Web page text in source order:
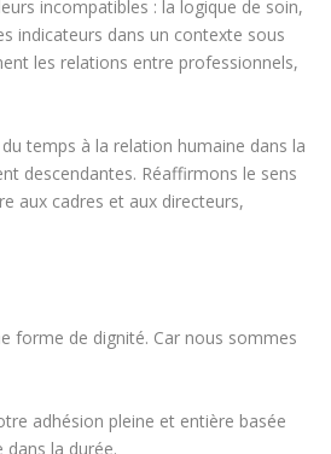
incompatibles : la logique de soin,
indicateurs dans un contexte sous
les relations entre professionnels,
temps à la relation humaine dans la
descendantes. Réaffirmons le sens
aux cadres et aux directeurs,
forme de dignité. Car nous sommes
adhésion pleine et entière basée
dans la durée.